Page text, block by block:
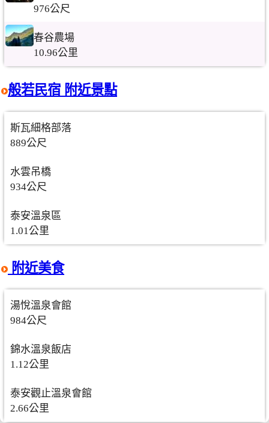
976公尺
春谷農場
10.96公里
般若民宿 附近景點
斯瓦細格部落
889公尺
水雲吊橋
934公尺
泰安溫泉區
1.01公里
附近美食
湯悅溫泉會館
984公尺
錦水溫泉飯店
1.12公里
泰安觀止溫泉會館
2.66公里